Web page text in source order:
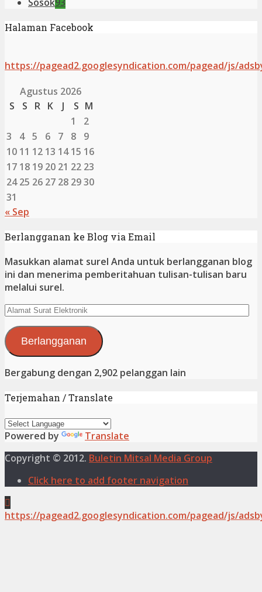
Halaman Facebook
https://pagead2.googlesyndication.com/pagead/js/
Agustus 2026
S
S R K J S M
1
2
3
4 5 6 7 8
9
10 11 12 13 14 15 16
17 18 19 20 21 22 23
24 25 26 27 28 2930
31
« Sep
Berlangganan ke Blog via Email
Masukkan alamat surel Anda untuk berlangganan blog
ini dan menerima pemberitahuan tulisan-tulisan baru
melalui surel.
Alamat
Elektronik
Berlangganan
Bergabung dengan 2,902 pelanggan lain
Terjemahan / Translate
Powered by
Translate
Copyright © 2012. Buletin Mitsal Media Group
Click here to add footer navigation
https://pagead2.googlesyndication.com/pagead/js/